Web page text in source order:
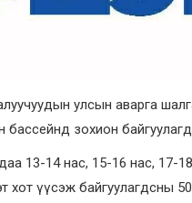
улсын аварга
зохион
13-14 нас, 15-16 нас, 17-18
хот үүсэж